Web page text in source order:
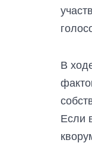
В
Если